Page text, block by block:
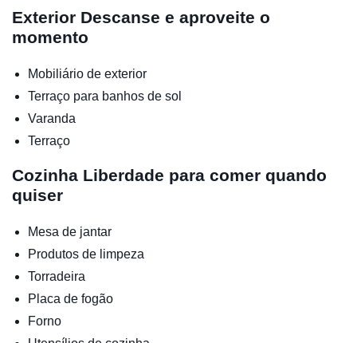
Exterior Descanse e aproveite o
momento
Mobiliário de exterior
Terraço para banhos de sol
Varanda
Terraço
Cozinha Liberdade para comer quando
quiser
Mesa de jantar
Produtos de limpeza
Torradeira
Placa de fogão
Forno